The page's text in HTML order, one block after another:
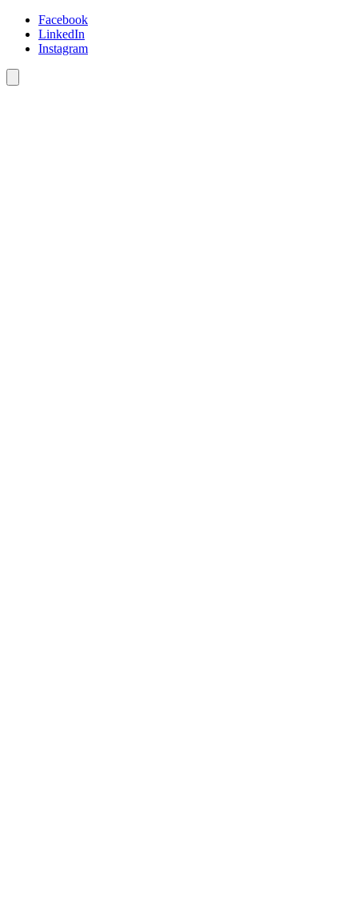
Facebook
LinkedIn
Instagram